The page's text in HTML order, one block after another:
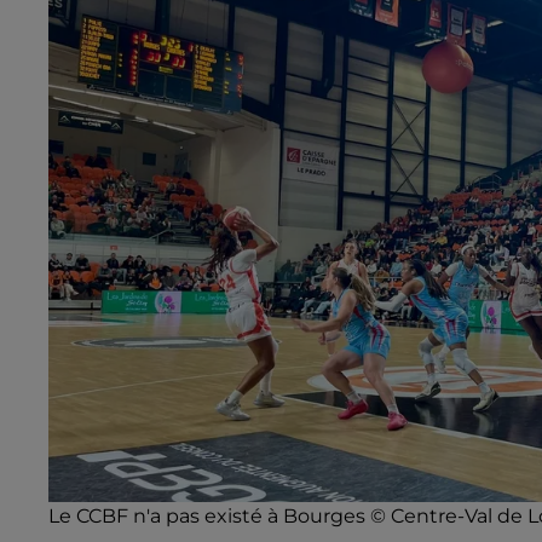
Le CCBF n'a pas existé à Bourges © Centre-Val de